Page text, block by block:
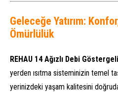
Geleceğe Yatırım:
Ömürlülük
REHAU 14 Ağızlı Debi
yerden ısıtma sisteminizin temel
yerinizdeki yaşam kalitesini